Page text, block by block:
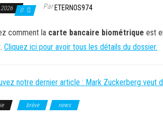
0 ParETERNOS974
comment la carte bancaire biométrique est
Cliquez ici pour avoir tous les détails du dossier.
notre dernier article : Mark Zuckerberg veut
brève news